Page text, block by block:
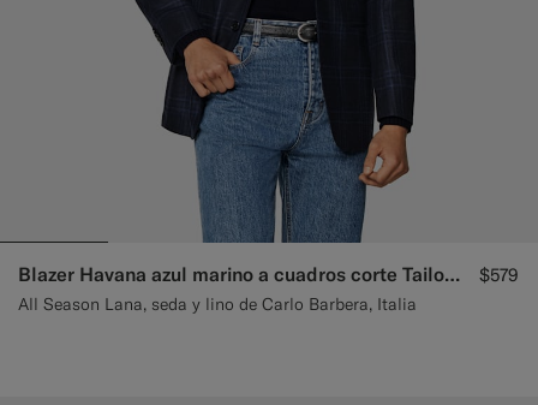
Blazer Havana azul marino a cuadros corte Tailored
All Season Lana, seda y lino de Carlo Barbera, Italia
$579